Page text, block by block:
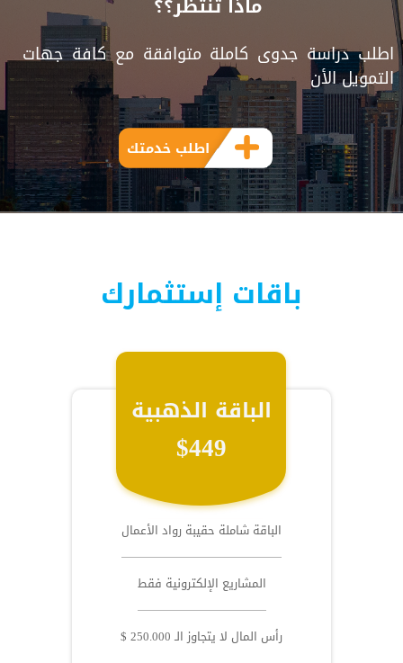
اطلب دراسة جدوى كاملة متوافقة مع كافة جهات
التمويل الأن
اطلب خدمتك
باقات إستثمارك
الباقة الذهبية
$449
الباقة شاملة حقيبة رواد الأعمال
المشاريع الإلكترونية فقط
رأس المال لا يتجاوز الـ 250.000 $